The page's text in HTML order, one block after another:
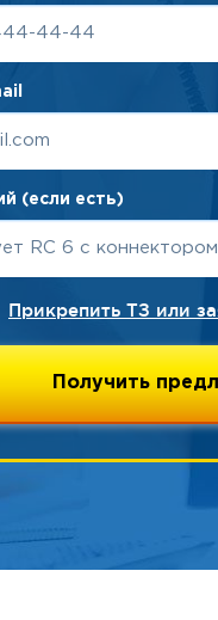
(если есть)
Прикрепить ТЗ или